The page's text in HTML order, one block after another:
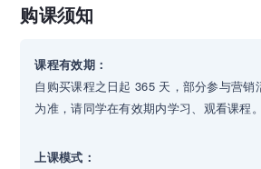
购课须知
课程有效期：
自购买课程之日起 365 天，部分参与营销
为准，请同学在有效期内学习、观看课程。
上课模式：